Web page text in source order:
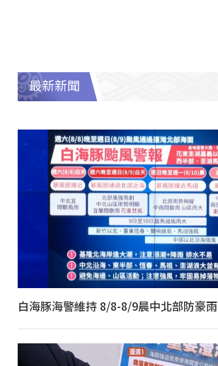
最新新聞
白海豚海警維持 8/8-8/9晨中北部防豪雨